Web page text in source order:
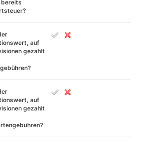
auf
gezahlt
auf
gezahlt